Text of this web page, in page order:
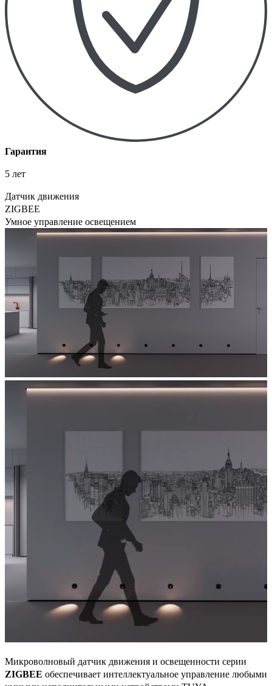
Гарантия
5 лет
Датчик движения
ZIGBEE
Умное управление освещением
Микроволновый датчик движения и освещенности серии
ZIGBEE обеспечивает интеллектуальное управление любыми